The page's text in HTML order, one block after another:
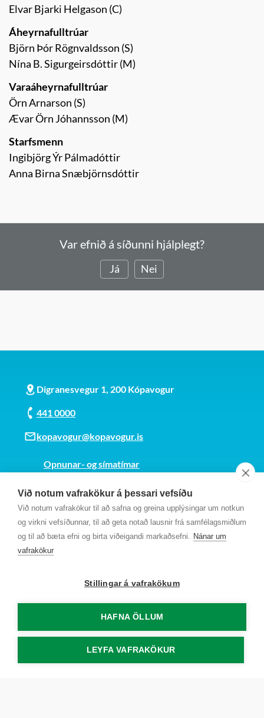
Við notum vafrakökur á þessari vefsíðu
Við notum vafrakökur til að safna og greina upplýsingar um notkun
og virkni vefsíðunnar, til að geta notað lausnir frá samfélagsmiðlum
og til að bæta efni og birta viðeigandi markaðsefni. Nánar um
vafrakökur
Stillingar á vafrakökum
HAFNA ÖLLUM
LEYFA VAFRAKÖKUR
Elvar Bjarki Helgason (C)
Áheyrnafulltrúar
Björn Þór Rögnvaldsson (S)
Nína B. Sigurgeirsdóttir (M)
Varaáheyrnafulltrúar
Örn Arnarson (S)
Ævar Örn Jóhannsson (M)
Starfsmenn
Ingibjörg Ýr Pálmadóttir
Anna Birna Snæbjörnsdóttir
Var efnið á síðunni hjálplegt?
Já Nei
Digranesvegur 1, 200 Kópavogur
441 0000
kopavogur@kopavogur.is
Opnunar- og símatímar
Kt. 700169-3759
Fundarmannagátt